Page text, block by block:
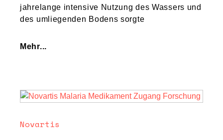
jahrelange intensive Nutzung des Wassers und
des umliegenden Bodens sorgte
Mehr...
Novartis